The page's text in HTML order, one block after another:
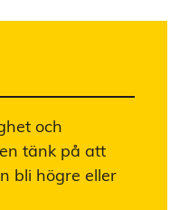
och
tänk på att
bli högre eller